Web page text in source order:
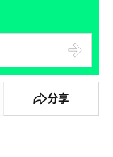
分享